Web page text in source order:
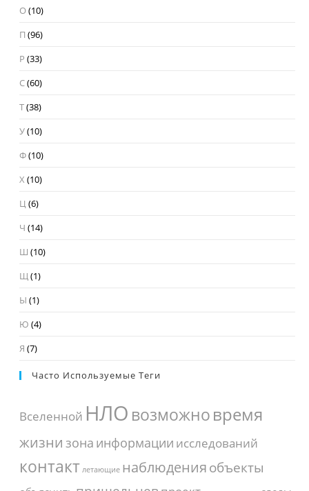
О(10)
П (96)
Р (33)
С(60)
Т(38)
У(10)
Ф(10)
Х (10)
Ц(6)
Ч (14)
Ш (10)
Щ(1)
Ы (1)
Ю (4)
Я (7)
Часто Используемые Теги
Вселенной НЛО возможновремя
жизни зона информации исследований
контакт летающие наблюденияобъекты